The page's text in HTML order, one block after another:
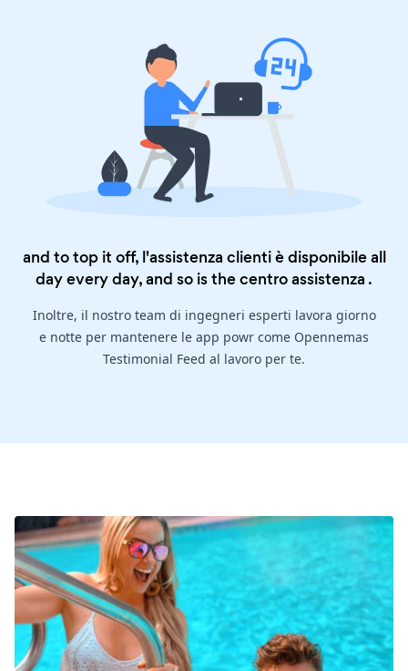
and to top it off, l'assistenza clienti è disponibile all
day every day, and so is thecentro assistenza .
Inoltre, il nostro team di ingegneri esperti lavora giorno
e notte per mantenere le app powr come Opennemas
Testimonial Feed al lavoro per te.